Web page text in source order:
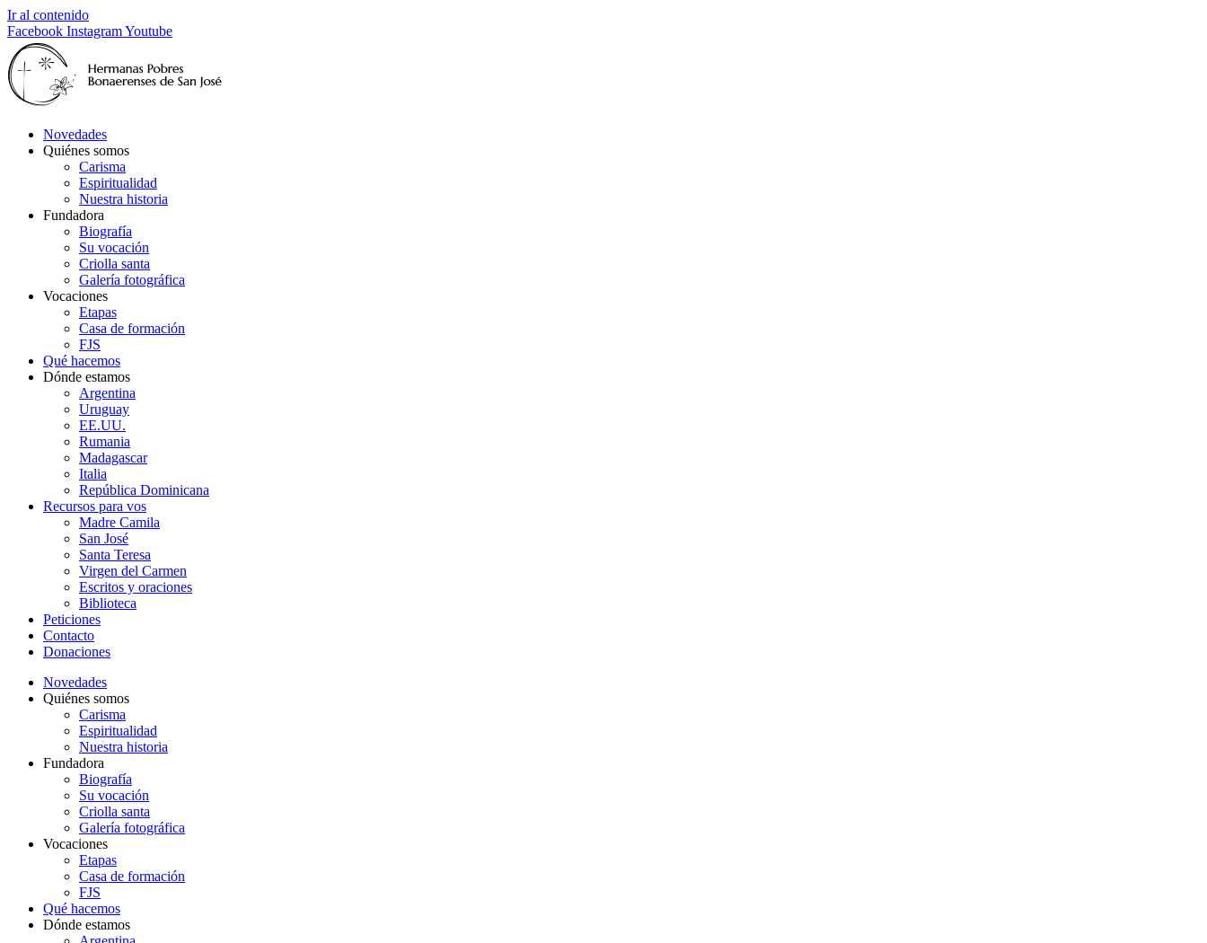
Ir al contenido
Facebook InstagramYoutube
Novedades
Quiénes somos
Carisma
Espiritualidad
Nuestra historia
Fundadora
Biografía
Su vocación
Criolla santa
Galería fotográfica
Vocaciones
Etapas
Casa de formación
FJS
Qué hacemos
Dónde estamos
Argentina
Uruguay
EE.UU.
Rumania
Madagascar
Italia
República Dominicana
Recursos para vos
Madre Camila
San José
Santa Teresa
Virgen del Carmen
Escritos y oraciones
Biblioteca
Peticiones
Contacto
Donaciones
Novedades
Quiénes somos
Carisma
Espiritualidad
Nuestra historia
Fundadora
Biografía
Su vocación
Criolla santa
Galería fotográfica
Vocaciones
Etapas
Casa de formación
FJS
Qué hacemos
Dónde estamos